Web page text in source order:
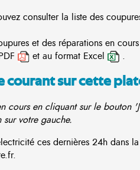
consulter la liste des
et des réparations en
et au format Excel .
courant sur cette
cours en cliquant sur le bouton
votre gauche.
ces dernières 24h dans